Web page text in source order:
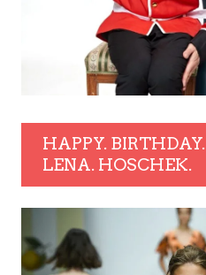
HAPPY.
LENA. HOSCHEK.